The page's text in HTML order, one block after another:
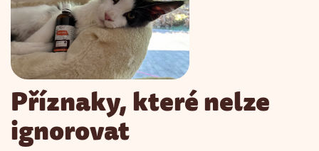
Příznaky, které nelze
ignorovat